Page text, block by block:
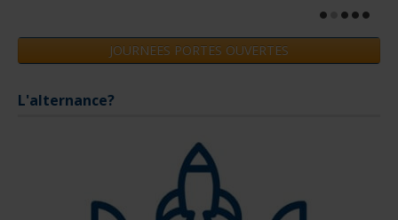
JOURNEES PORTES OUVERTES
L'alternance?